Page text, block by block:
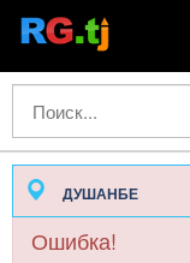
ДУШАНБЕ
Ошибка!